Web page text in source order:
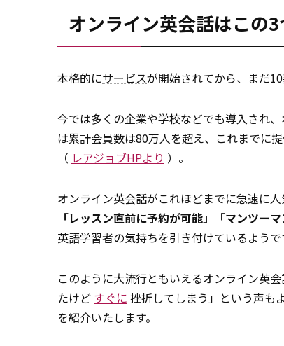
オンライン英会話はこの
本格的にサービスが開始されてから、まだ
今では多くの企業や学校などでも導入され
は累計会員数は80万人を超え、これまでに
（ レアジョブHPより ）。
オンライン英会話がこれほどまでに急速に
「レッスン直前に予約が可能」「マンツー
英語学習者の気持ちを引き付けているようで
このように大流行ともいえるオンライン英
たけど すぐに 挫折してしまう」という声も
を紹介いたします。